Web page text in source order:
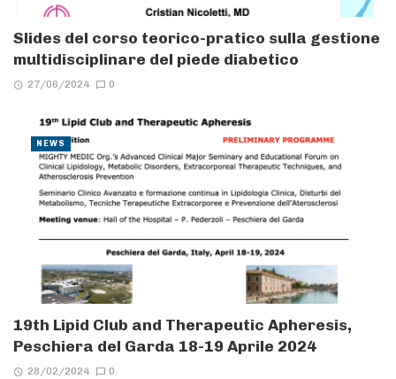
Slides del corso teorico-pratico sulla gestione
multidisciplinare del piede diabetico
27/06/2024 0
19th Lipid Club and Therapeutic Apheresis,
Peschiera del Garda 18-19 Aprile 2024
28/02/2024 0
NEWS